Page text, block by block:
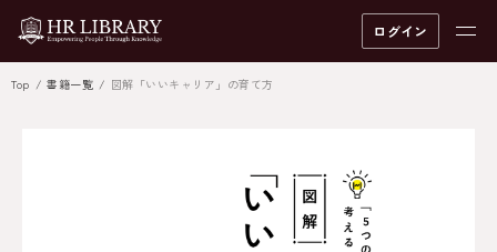
ログイン
Top 書籍一覧 図解「いいキャリア」の育て方